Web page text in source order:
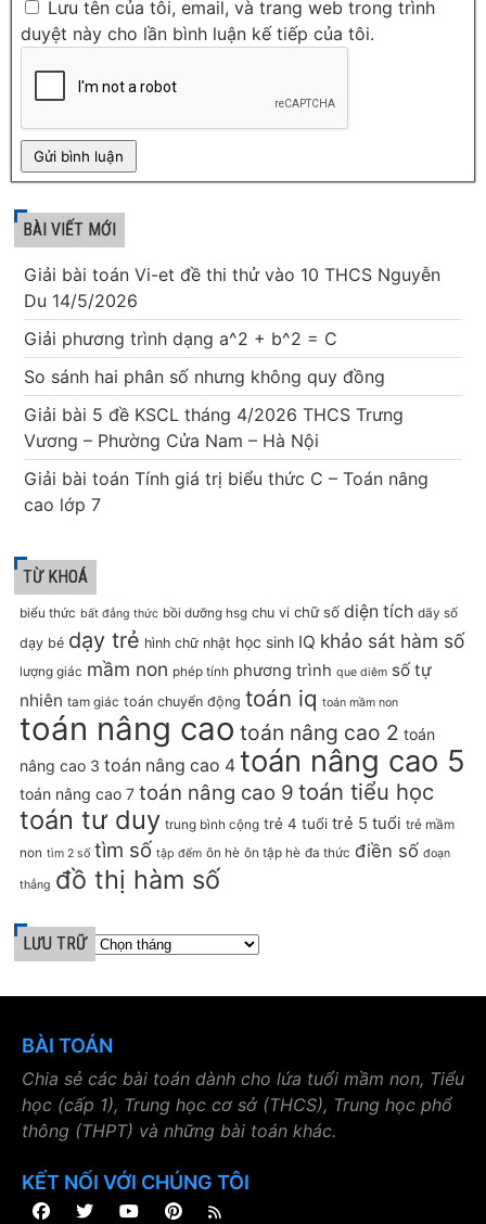
Lưu tên của tôi, email, và trang web trong trình
duyệt này cho lần bình luận kế tiếp của tôi.
BÀI VIẾT MỚI
Giải bài toán Vi-et đề thi thử vào 10 THCS Nguyễn
Du 14/5/2026
Giải phương trình dạng a^2 + b^2 = C
So sánh hai phân số nhưng không quy đồng
Giải bài 5 đề KSCL tháng 4/2026 THCS Trưng
Vương – Phường Cửa Nam – Hà Nội
Giải bài toán Tính giá trị biểu thức C – Toán nâng
cao lớp 7
TỪ KHOÁ
biểu thức bất đẳng thức bồi dưỡng hsg chu vi chữ số diện tích dãy số
dạy bé dạy trẻ hình chữ nhật học sinh IQ khảo sát hàm số
lượng giác mầm non phép tính phương trình que diêm số tự
nhiên tam giác toán chuyển động toán iq toán mầm non
toán nâng cao toán nâng cao 2 toán
nâng cao 3 toán nâng cao 4 toán nâng cao 5
toán nâng cao 7 toán nâng cao 9 toán tiểu học
toán tư duy trung bình cộng trẻ 4 tuổi trẻ 5 tuổi trẻ mầm
non tìm 2 số tìm số tập đếm ôn hè ôn tập hè đa thức điền số đoạn
thẳng đồ thị hàm số
LƯU TRỮ
BÀI TOÁN
Chia sẻ các bài toán dành cho lứa tuổi mầm non, Tiểu
học (cấp 1), Trung học cơ sở (THCS), Trung học phổ
thông (THPT) và những bài toán khác.
KẾT NỐI VỚI CHÚNG TÔI